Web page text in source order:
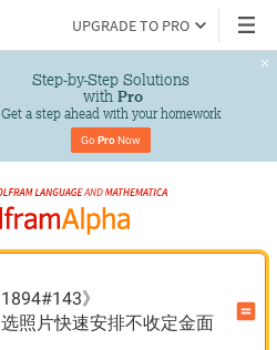
UPGRADE TO PRO
Step-by-Step Solutions
with Pro
Get a step ahead with your homework
Go Pro Now
》
照片快速安排不收定金面